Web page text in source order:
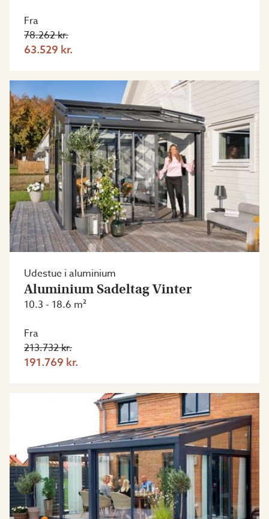
Fra
78.262 kr.
63.529 kr.
Udestue i aluminium
Aluminium Sadeltag Vinter
10.3 - 18.6 m²
Fra
213.732 kr.
191.769 kr.